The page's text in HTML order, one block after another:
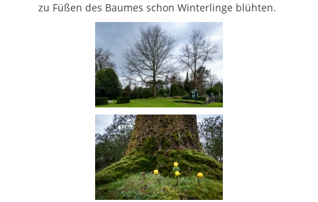
zu Füßen des Baumes schon Winterlinge blühten.